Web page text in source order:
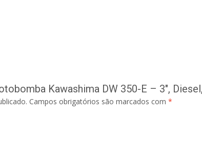
Kawashima DW 350-E – 3″,
Campos obrigatórios são marcados com *